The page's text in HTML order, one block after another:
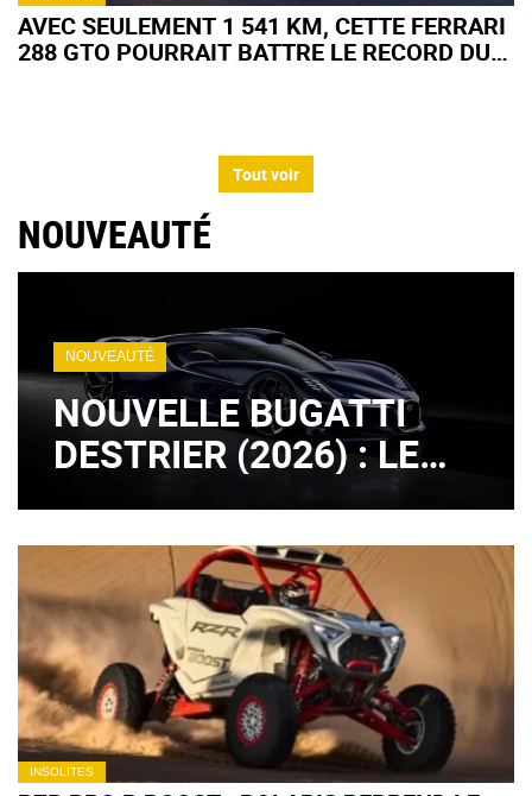
AVEC SEULEMENT 1 541 KM, CETTE FERRARI
288 GTO POURRAIT BATTRE LE RECORD DU
Tout voir
NOUVEAUTÉ
NOUVEAUTÉ
NOUVELLE BUGATTI
DESTRIER (2026) : LE
LÉGENDAIRE MOTEUR
W16 EST DE RETOUR !
(+ IMAGES)
INSOLITES